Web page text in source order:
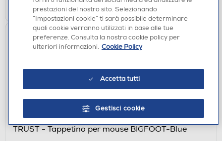
VARIE INFORMATICA
TRUST - Tappetino per mouse BIGFOOT-Blue
prestazioni del nostro sito. Selezionando
“Impostazioni cookie” ti sarà possibile determinare
quali cookie verranno utilizzati in base alle tue
preferenze. Consulta la nostra cookie policy per
ulteriori informazioni. Cookie Policy
Accetta tutti
Gestisci cookie